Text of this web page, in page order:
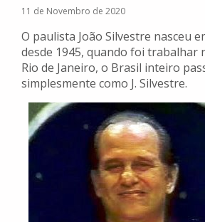
11 de Novembro de 2020
O paulista João Silvestre nasceu
desde 1945, quando foi trabalhar
Rio de Janeiro, o Brasil inteiro
simplesmente como J. Silvestre.